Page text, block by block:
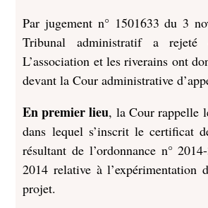
Par jugement n° 1501633 du 3
Tribunal administratif a rejeté
L’association et les riverains ont
devant la Cour administrative
En premier lieu, la Cour rappelle
dans lequel s’inscrit le certificat
résultant de l’ordonnance n°
2014 relative à l’expérimentation
projet.